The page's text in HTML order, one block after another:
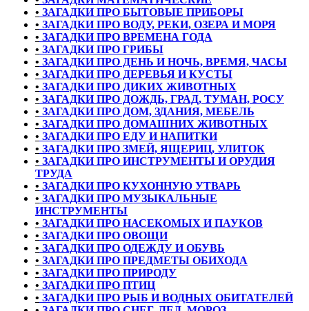
• ЗАГАДКИ ПРО БЫТОВЫЕ ПРИБОРЫ
• ЗАГАДКИ ПРО ВОДУ, РЕКИ, ОЗЕРА И МОРЯ
• ЗАГАДКИ ПРО ВРЕМЕНА ГОДА
• ЗАГАДКИ ПРО ГРИБЫ
• ЗАГАДКИ ПРО ДЕНЬ И НОЧЬ, ВРЕМЯ, ЧАСЫ
• ЗАГАДКИ ПРО ДЕРЕВЬЯ И КУСТЫ
• ЗАГАДКИ ПРО ДИКИХ ЖИВОТНЫХ
• ЗАГАДКИ ПРО ДОЖДЬ, ГРАД, ТУМАН, РОСУ
• ЗАГАДКИ ПРО ДОМ, ЗДАНИЯ, МЕБЕЛЬ
• ЗАГАДКИ ПРО ДОМАШНИХ ЖИВОТНЫХ
• ЗАГАДКИ ПРО ЕДУ И НАПИТКИ
• ЗАГАДКИ ПРО ЗМЕЙ, ЯЩЕРИЦ, УЛИТОК
• ЗАГАДКИ ПРО ИНСТРУМЕНТЫ И ОРУДИЯ
ТРУДА
• ЗАГАДКИ ПРО КУХОННУЮ УТВАРЬ
• ЗАГАДКИ ПРО МУЗЫКАЛЬНЫЕ
ИНСТРУМЕНТЫ
• ЗАГАДКИ ПРО НАСЕКОМЫХ И ПАУКОВ
• ЗАГАДКИ ПРО ОВОЩИ
• ЗАГАДКИ ПРО ОДЕЖДУ И ОБУВЬ
• ЗАГАДКИ ПРО ПРЕДМЕТЫ ОБИХОДА
• ЗАГАДКИ ПРО ПРИРОДУ
• ЗАГАДКИ ПРО ПТИЦ
• ЗАГАДКИ ПРО РЫБ И ВОДНЫХ ОБИТАТЕЛЕЙ